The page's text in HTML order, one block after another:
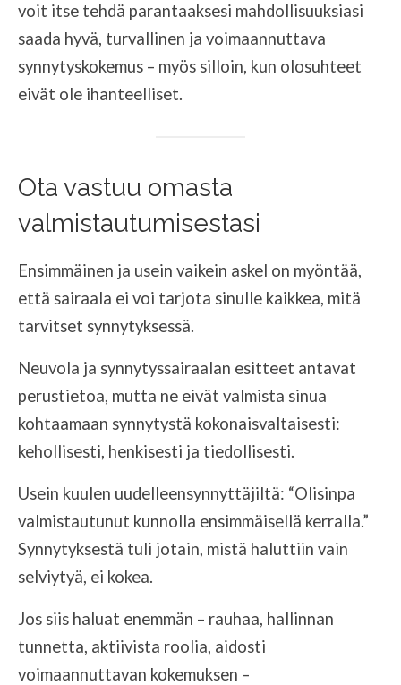
voit itse tehdä parantaaksesi mahdollisuuksiasi
saada hyvä, turvallinen ja voimaannuttava
synnytyskokemus – myös silloin, kun olosuhteet
eivät ole ihanteelliset.
Ota vastuu omasta
valmistautumisestasi
Ensimmäinen ja usein vaikein askel on myöntää,
että sairaala ei voi tarjota sinulle kaikkea, mitä
tarvitset synnytyksessä.
Neuvola ja synnytyssairaalan esitteet antavat
perustietoa, mutta ne eivät valmista sinua
kohtaamaan synnytystä kokonaisvaltaisesti:
kehollisesti, henkisesti ja tiedollisesti.
Usein kuulen uudelleensynnyttäjiltä: “Olisinpa
valmistautunut kunnolla ensimmäisellä kerralla.”
Synnytyksestä tuli jotain, mistä haluttiin vain
selviytyä, ei kokea.
Jos siis haluat enemmän – rauhaa, hallinnan
tunnetta, aktiivista roolia, aidosti
voimaannuttavan kokemuksen –